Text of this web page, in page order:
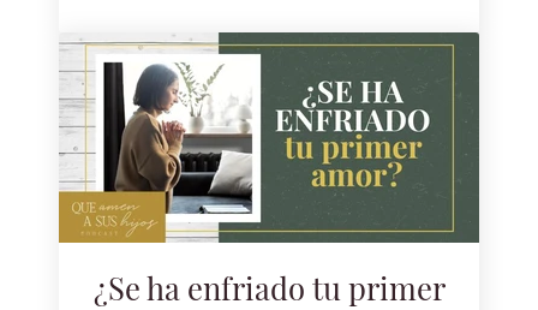
¿Se ha enfriado tu primer